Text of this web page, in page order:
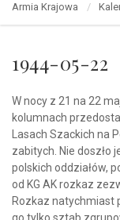
Armia Krajowa
1944-05-22
W nocy z 21 na 22
kolumnach
Lasach Szackich na
zabitych. Nie doszło
polskich oddziałów,
od KG AK rozkaz
Rozkaz natychmiast